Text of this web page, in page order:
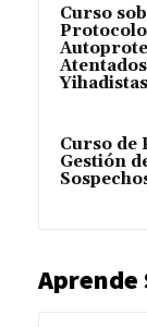
Curso
Yihadistas
Curso de
Gestión
Aprende